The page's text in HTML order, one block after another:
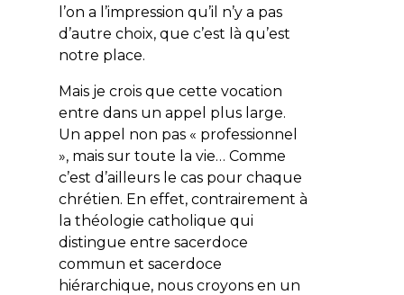
l’on a l’impression qu’il n’y a pas
d’autre choix, que c’est là qu’est
notre place.
Mais je crois que cette vocation
entre dans un appel plus large.
Un appel non pas « professionnel
», mais sur toute la vie… Comme
c’est d’ailleurs le cas pour chaque
chrétien. En effet, contrairement à
la théologie catholique qui
distingue entre sacerdoce
commun et sacerdoce
hiérarchique, nous croyons en un